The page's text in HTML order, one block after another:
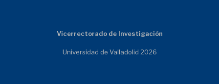
Vicerrectorado de Investigación
Universidad de Valladolid 2026